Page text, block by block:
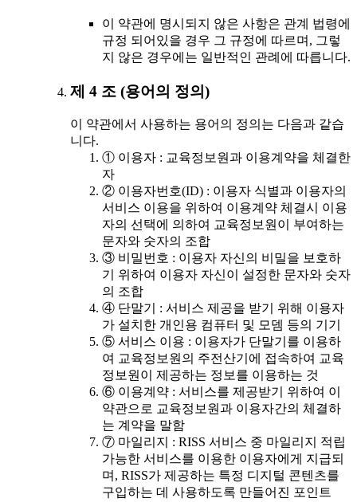
이 약관에 명시되지 않은 사항은 관계 법령에
규정 되어있을 경우 그 규정에 따르며, 그렇
지 않은 경우에는 일반적인 관례에 따릅니다.
제 4 조 (용어의 정의)
이 약관에서 사용하는 용어의 정의는 다음과 같습
니다.
① 이용자 : 교육정보원과 이용계약을 체결한
자
② 이용자번호(ID) : 이용자 식별과 이용자의
서비스 이용을 위하여 이용계약 체결시 이용
자의 선택에 의하여 교육정보원이 부여하는
문자와 숫자의 조합
③ 비밀번호 : 이용자 자신의 비밀을 보호하
기 위하여 이용자 자신이 설정한 문자와 숫자
의 조합
④ 단말기 : 서비스 제공을 받기 위해 이용자
가 설치한 개인용 컴퓨터 및 모뎀 등의 기기
⑤ 서비스 이용 : 이용자가 단말기를 이용하
여 교육정보원의 주전산기에 접속하여 교육
정보원이 제공하는 정보를 이용하는 것
⑥ 이용계약 : 서비스를 제공받기 위하여 이
약관으로 교육정보원과 이용자간의 체결하
는 계약을 말함
⑦ 마일리지 : RISS 서비스 중 마일리지 적립
가능한 서비스를 이용한 이용자에게 지급되
며, RISS가 제공하는 특정 디지털 콘텐츠를
구입하는 데 사용하도록 만들어진 포인트